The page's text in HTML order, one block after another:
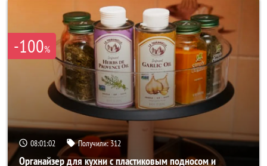
-100%
08:01:00 Получили:312
Органайзер для кухни с пластиковым подносом и